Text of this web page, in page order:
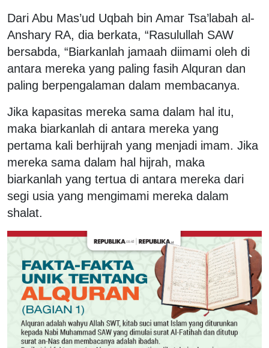
Dari Abu Mas’ud Uqbah bin Amar Tsa’labah al-
Anshary RA, dia berkata, “Rasulullah SAW
bersabda, “Biarkanlah jamaah diimami oleh di
antara mereka yang paling fasih Alquran dan
paling berpengalaman dalam membacanya.
Jika kapasitas mereka sama dalam hal itu,
maka biarkanlah di antara mereka yang
pertama kali berhijrah yang menjadi imam. Jika
mereka sama dalam hal hijrah, maka
biarkanlah yang tertua di antara mereka dari
segi usia yang mengimami mereka dalam
shalat.